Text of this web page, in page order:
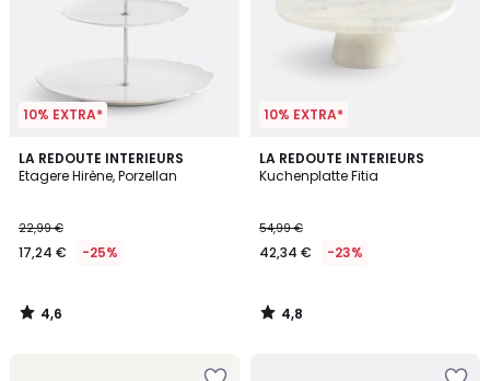
10% EXTRA*
LA REDOUTE INTERIEURS
Etagere Hirène, Porzellan
22,99 €
17,24 € -25%
4,6
/ 5
4,6
/
10% EXTRA*
LA REDOUTE INTERIEURS
Kuchenplatte Fitia
54,99 €
42,34 € -23%
4,8
/ 5
4,8
/